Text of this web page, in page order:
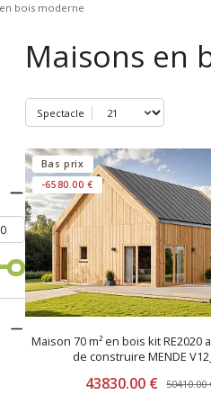
bois moderne
Maisons en
Spectacle
Bas prix
-6580.00 €
Maison 70 m² en bois kit RE2020
de construire MENDE
43830.00 € 50410.00